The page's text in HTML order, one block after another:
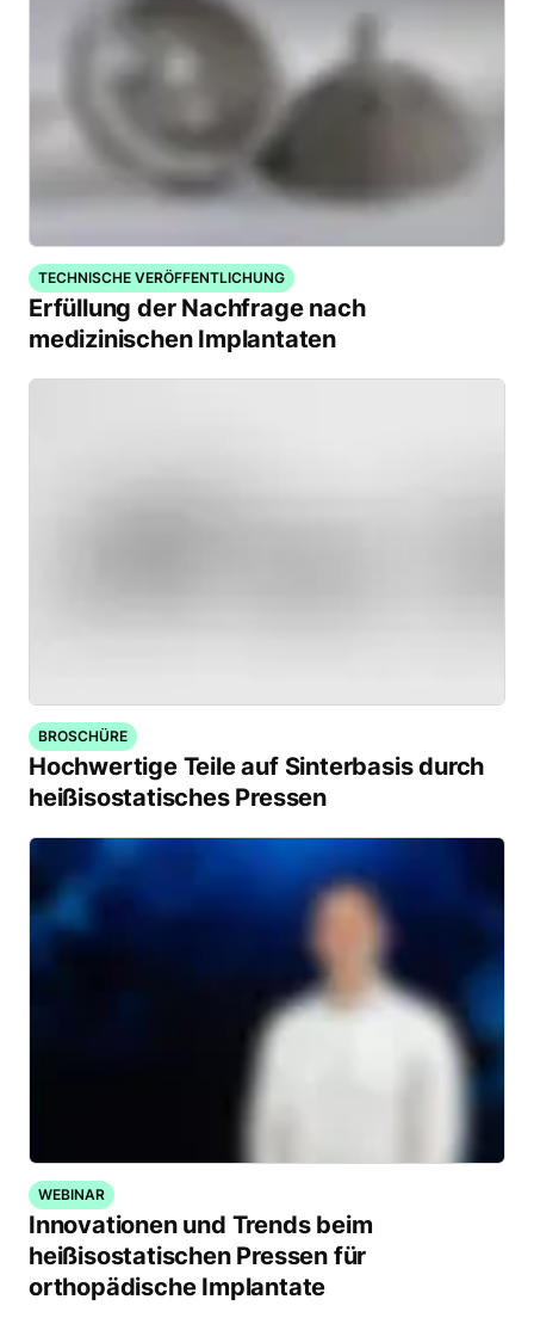
TECHNISCHE VERÖFFENTLICHUNG
Erfüllung der Nachfrage nach
medizinischen Implantaten
BROSCHÜRE
Hochwertige Teile auf Sinterbasis durch
heißisostatisches Pressen
WEBINAR
Innovationen und Trends beim
heißisostatischen Pressen für
orthopädische Implantate